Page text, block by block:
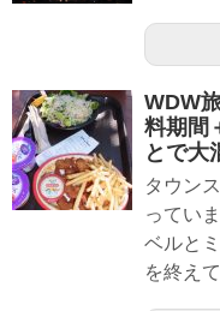
WDW
料期間
とで大
タウン
ってい
ベルと
を終え